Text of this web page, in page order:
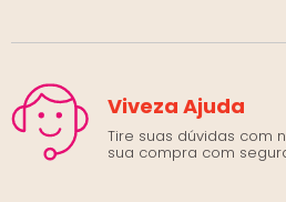
Viveza Ajuda
Tire suas dúvidas com
sua compra com